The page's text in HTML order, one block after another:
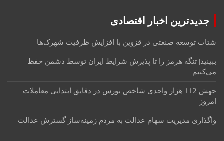
جدیدترین اخبار اقتصادی
شتاب توسعه صنعتی در قزوین با افزایش ظرفیت شهرک‌ها
ببینید| تنگه هرمز را تا پذیرش شرایط ایران توسط دشمن حفظ
می‌کنیم
جهش 112 هزار واحدی شاخص بورس در دقایق ابتدایی معاملات
امروز
واگذاری مدیریت سهام عدالت به مردم زمینه‌ساز گسترش عدالت